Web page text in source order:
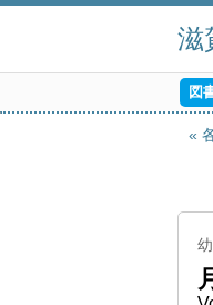
滋
図